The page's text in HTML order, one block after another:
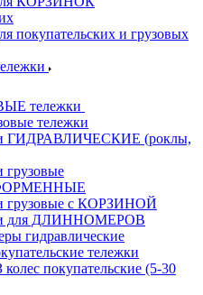
покупательских и грузовых
тележки
тележки
ГИДРАВЛИЧЕСКИЕ (роклы,
грузовые
грузовые с КОРЗИНОЙ
для ДЛИННОМЕРОВ
гидравлические
тележки
покупательские (5-30